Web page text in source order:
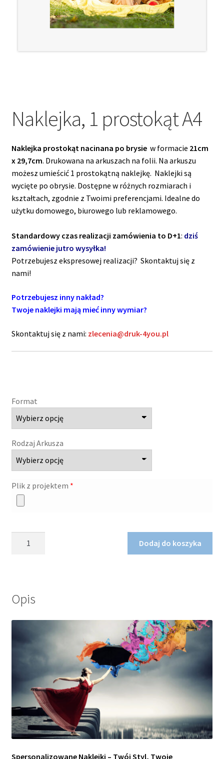
Naklejka, 1 prostokąt A4
Naklejka prostokąt nacinana po brysie w formacie 21cm
x 29,7cm. Drukowana na arkuszach na folii. Na arkuszu
możesz umieścić 1 prostokątną naklejkę. Naklejki są
wycięte po obrysie. Dostępne w różnych rozmiarach i
kształtach, zgodnie z Twoimi preferencjami. Idealne do
użytku domowego, biurowego lub reklamowego.
Standardowy czas realizacji zamówienia to D+1: dziś
zamówienie jutro wysyłka!
Potrzebujesz ekspresowej realizacji? Skontaktuj się z
nami!
Potrzebujesz inny nakład?
Twoje naklejki mają mieć inny wymiar?
Skontaktuj się z nami: zlecenia@druk-4you.pl
Format
Rodzaj Arkusza
Plik z projektem *
Dodaj do koszyka
Opis
Spersonalizowane Naklejki – Twój Styl, Twoje